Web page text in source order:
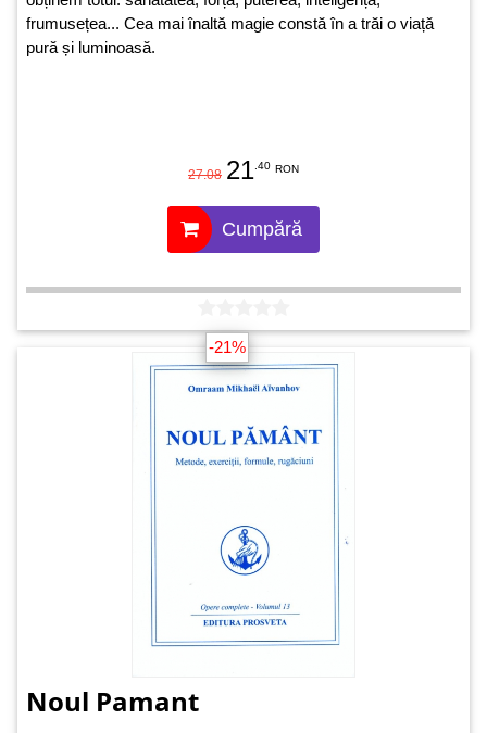
frumusețea... Cea mai înaltă magie constă în a trăi o viață
pură și luminoasă.
27.08 21 .40 RON
Cumpără
-21%
Noul Pamant